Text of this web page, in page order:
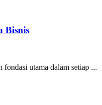
Bisnis
utama dalam setiap ...